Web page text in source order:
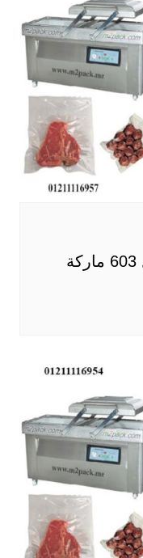
ماكينة لحام بالفاكيوم موديل 603 ماركة